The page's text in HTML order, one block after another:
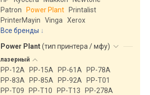
Patron
Power Plant
Printalist
PrinterMayin
Vinga
Xerox
Все бренды
Power Plant(тип принтера / мфу)
лазерный
PP-12A PP-15A PP-61A
PP-78A
PP-83A
PP-85A PP-92A
PP-T01
PP-T09
PP-T10 PP-T13
PP-278A